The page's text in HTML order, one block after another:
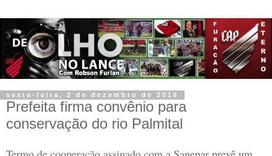
sexta-feira, 2 de dezembro de 2016
Prefeita firma convênio para
conservação do rio Palmital